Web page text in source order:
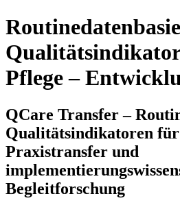
Pflege –
QCare Transfer –
Qualitätsindikatoren für
Praxistransfer und
Begleitforschung